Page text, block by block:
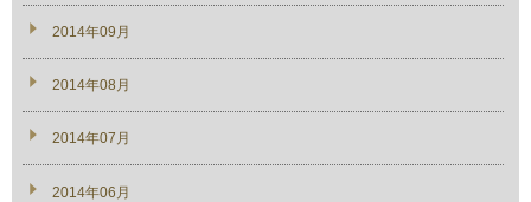
2014年09月
2014年08月
2014年07月
2014年06月